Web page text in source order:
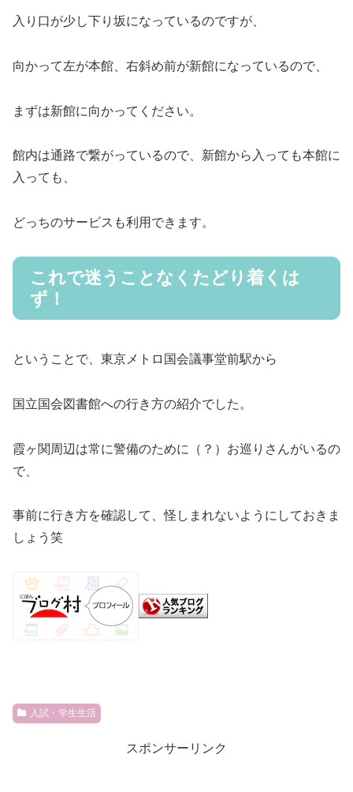
入り口が少し下り坂になっているのですが、
向かって左が本館、右斜め前が新館になっているので、
まずは新館に向かってください。
館内は通路で繋がっているので、新館から入っても本館に
入っても、
どっちのサービスも利用できます。
これで迷うことなくたどり着くは
ず！
ということで、東京メトロ国会議事堂前駅から
国立国会図書館への行き方の紹介でした。
霞ヶ関周辺は常に警備のために（？）お巡りさんがいるの
で、
事前に行き方を確認して、怪しまれないようにしておきま
しょう笑
入試・学生生活
スポンサーリンク